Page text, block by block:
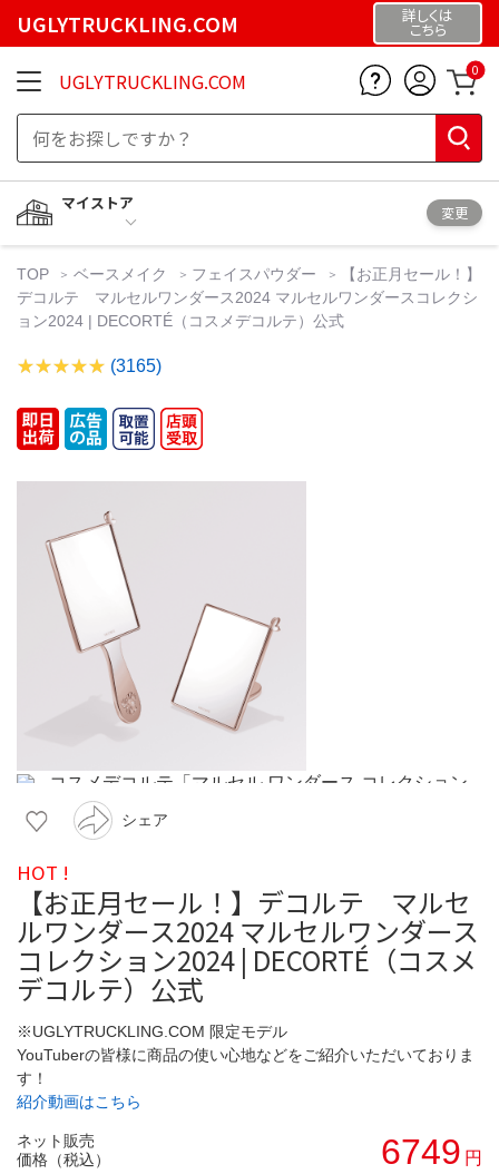
UGLYTRUCKLING.COM 詳しくは
こちら
UGLYTRUCKLING.COM 0
マイストア
変更
TOP ベースメイク フェイスパウダー
【お正月セール！】
デコルテ マルセルワンダース2024 マルセルワンダースコレクシ
ョン2024 | DECORTÉ（コスメデコルテ）公式
(3165)
シェア
HOT !
【お正月セール！】デコルテ マルセ
ルワンダース2024 マルセルワンダース
コレクション2024 | DECORTÉ（コスメ
デコルテ）公式
※UGLYTRUCKLING.COM 限定モデル
YouTuberの皆様に商品の使い心地などをご紹介いただいておりま
す！
紹介動画はこちら
ネット販売
価格（税込）
6749 円